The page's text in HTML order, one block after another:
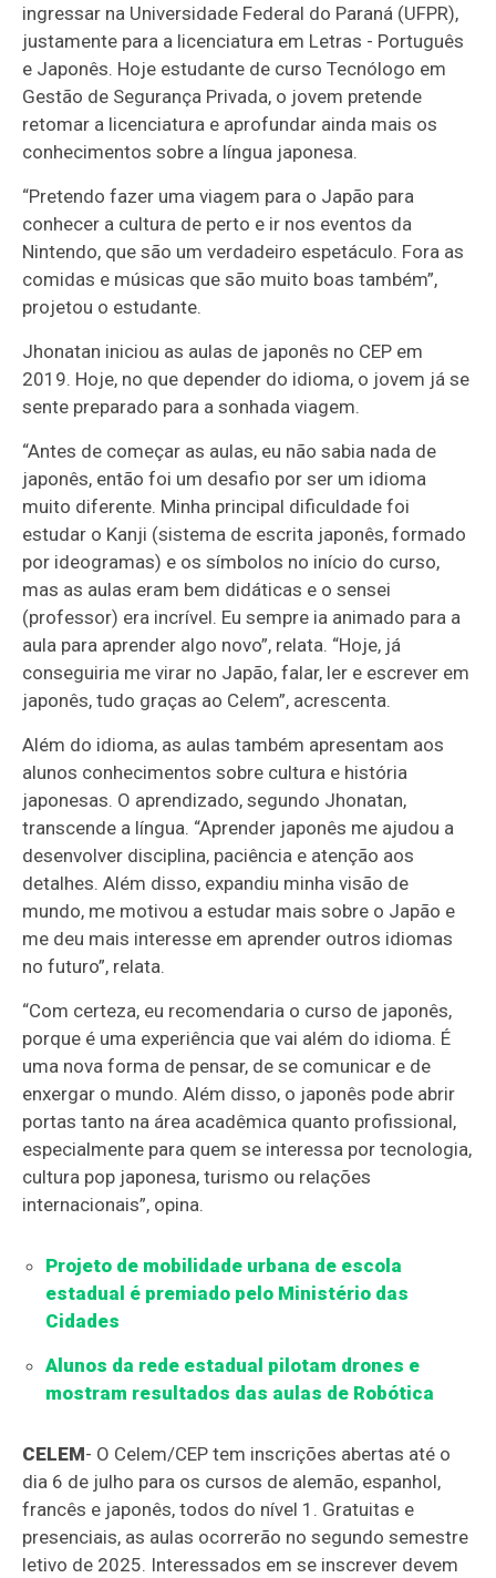
ingressar na Universidade Federal do Paraná (UFPR),
justamente para a licenciatura em Letras - Português
e Japonês. Hoje estudante de curso Tecnólogo em
Gestão de Segurança Privada, o jovem pretende
retomar a licenciatura e aprofundar ainda mais os
conhecimentos sobre a língua japonesa.
“Pretendo fazer uma viagem para o Japão para
conhecer a cultura de perto e ir nos eventos da
Nintendo, que são um verdadeiro espetáculo. Fora as
comidas e músicas que são muito boas também”,
projetou o estudante.
Jhonatan iniciou as aulas de japonês no CEP em
2019. Hoje, no que depender do idioma, o jovem já se
sente preparado para a sonhada viagem.
“Antes de começar as aulas, eu não sabia nada de
japonês, então foi um desafio por ser um idioma
muito diferente. Minha principal dificuldade foi
estudar o Kanji (sistema de escrita japonês, formado
por ideogramas) e os símbolos no início do curso,
mas as aulas eram bem didáticas e o sensei
(professor) era incrível. Eu sempre ia animado para a
aula para aprender algo novo”, relata. “Hoje, já
conseguiria me virar no Japão, falar, ler e escrever em
japonês, tudo graças ao Celem”, acrescenta.
Além do idioma, as aulas também apresentam aos
alunos conhecimentos sobre cultura e história
japonesas. O aprendizado, segundo Jhonatan,
transcende a língua. “Aprender japonês me ajudou a
desenvolver disciplina, paciência e atenção aos
detalhes. Além disso, expandiu minha visão de
mundo, me motivou a estudar mais sobre o Japão e
me deu mais interesse em aprender outros idiomas
no futuro”, relata.
“Com certeza, eu recomendaria o curso de japonês,
porque é uma experiência que vai além do idioma. É
uma nova forma de pensar, de se comunicar e de
enxergar o mundo. Além disso, o japonês pode abrir
portas tanto na área acadêmica quanto profissional,
especialmente para quem se interessa por tecnologia,
cultura pop japonesa, turismo ou relações
internacionais”, opina.
Projeto de mobilidade urbana de escola
estadual é premiado pelo Ministério das
Cidades
Alunos da rede estadual pilotam drones e
mostram resultados das aulas de Robótica
CELEM- O Celem/CEP tem inscrições abertas até o
dia 6 de julho para os cursos de alemão, espanhol,
francês e japonês, todos do nível 1. Gratuitas e
presenciais, as aulas ocorrerão no segundo semestre
letivo de 2025. Interessados em se inscrever devem